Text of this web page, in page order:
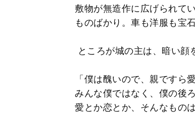
敷物が無造作に広げられて
ものばかり。車も洋服も宝
ところが城の主は、暗い顔
「僕は醜いので、親ですら
みんな僕ではなく、僕の後
愛とか恋とか、そんなもの